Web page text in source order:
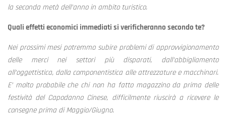
la seconda metà dell’anno in ambito turistico.
Quali effetti economici immediati si verificheranno secondo te?
Nei prossimi mesi potremmo subire problemi di approvvigionamento
delle merci nei settori più disparati, dall’abbigliamento
all’oggettistica, dalla componentistica alle attrezzature e macchinari.
E’ molto probabile che chi non ha fatto magazzino da prima delle
festività del Capodanno Cinese, difficilmente riuscirà a ricevere le
consegne prima di Maggio/Giugno.